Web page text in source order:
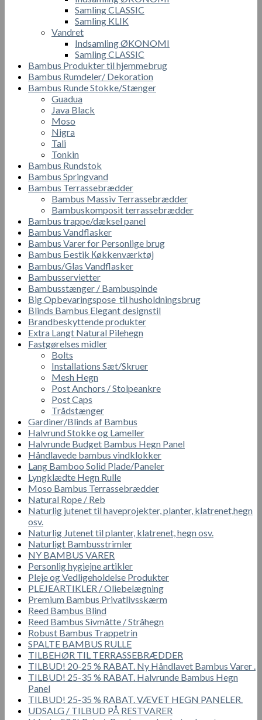
Samling CLASSIC
Samling KLIK
Vandret
Indsamling ØKONOMI
Samling CLASSIC
Bambus Produkter til hjemmebrug
Bambus Rumdeler/ Dekoration
Bambus Runde Stokke/Stænger
Guadua
Java Black
Moso
Nigra
Tali
Tonkin
Bambus Rundstok
Bambus Springvand
Bambus Terrassebrædder
Bambus Massiv Terrassebrædder
Bambuskomposit terrassebrædder
Bambus trappe/dæksel panel
Bambus Vandflasker
Bambus Varer for Personlige brug
Bambus Бestik Кøkkenværktøj
Bambus/Glas Vandflasker
Bambusservietter
Bambusstænger / Bambuspinde
Big Opbevaringspose til husholdningsbrug
Blinds Bambus Elegant designstil
Brandbeskyttende produkter
Extra Langt Natural Pilehegn
Fastgørelses midler
Bolts
Installations Sæt/Skruer
Mesh Hegn
Post Anchors / Stolpeankre
Post Caps
Trådstænger
Gardiner/Blinds af Bambus
Halvrund Stokke og Lameller
Halvrunde Budget Bambus Hegn Panel
Håndlavede bambus vindklokker
Lang Bamboo Solid Plade/Paneler
Lyngklædte Hegn Rulle
Moso Bambus Terrassebrædder
Natural Rope / Reb
Naturlig jutenet til haveprojekter, planter, klatrenet,hegn
osv.
Naturlig Jutenet til planter, klatrenet, hegn osv.
Naturligt Bambusstrimler
NY BAMBUS VARER
Personlig hygiejne artikler
Pleje og Vedligeholdelse Produkter
PLEJEARTIKLER / Oliebelægning
Premium Bambus Privatlivsskærm
Reed Bambus Blind
Reed Bambus Sivmåtte / Stråhegn
Robust Bambus Trappetrin
SPALTE BAMBUS RULLE
TILBEHØR TIL TERRASSEBRÆDDER
TILBUD! 20-25 % RABAT. Ny Håndlavet Bambus Varer .
TILBUD! 25-35 % RABAT. Halvrunde Bambus Hegn
Panel
TILBUD! 25-35 % RABAT. VÆVET HEGN PANELER.
UDSALG / TILBUD PÅ RESTVARER